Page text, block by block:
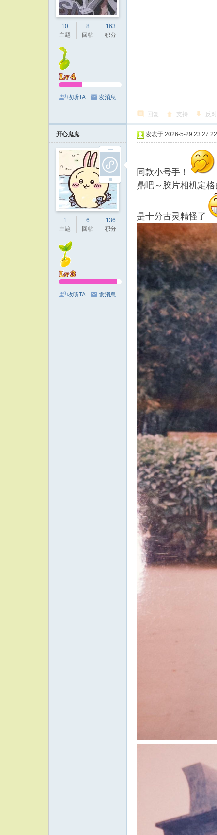
10
主题
8
回帖
163
积分
收听TA 发消息
回复 支持 反对
开心鬼鬼
1
主题
6
回帖
136
积分
收听TA 发消息
发表于 2026-5-29 23:27:22
同款小号手！
鼎吧～胶片相机定
是十分古灵精怪了